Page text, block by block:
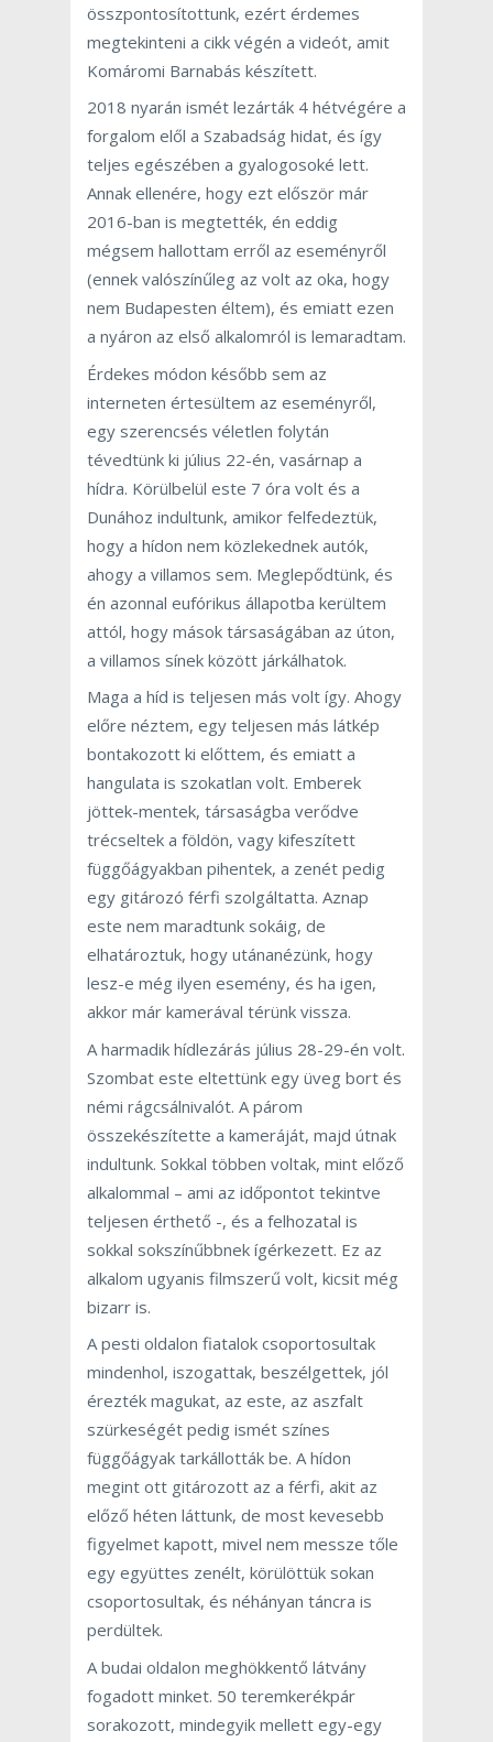
összpontosítottunk, ezért érdemes
megtekinteni a cikk végén a videót, amit
Komáromi Barnabás készített.
2018 nyarán ismét lezárták 4 hétvégére a
forgalom elől a Szabadság hidat, és így
teljes egészében a gyalogosoké lett.
Annak ellenére, hogy ezt először már
2016-ban is megtették, én eddig
mégsem hallottam erről az eseményről
(ennek valószínűleg az volt az oka, hogy
nem Budapesten éltem), és emiatt ezen
a nyáron az első alkalomról is lemaradtam.
Érdekes módon később sem az
interneten értesültem az eseményről,
egy szerencsés véletlen folytán
tévedtünk ki július 22-én, vasárnap a
hídra. Körülbelül este 7 óra volt és a
Dunához indultunk, amikor felfedeztük,
hogy a hídon nem közlekednek autók,
ahogy a villamos sem. Meglepődtünk, és
én azonnal eufórikus állapotba kerültem
attól, hogy mások társaságában az úton,
a villamos sínek között járkálhatok.
Maga a híd is teljesen más volt így. Ahogy
előre néztem, egy teljesen más látkép
bontakozott ki előttem, és emiatt a
hangulata is szokatlan volt. Emberek
jöttek-mentek, társaságba verődve
trécseltek a földön, vagy kifeszített
függőágyakban pihentek, a zenét pedig
egy gitározó férfi szolgáltatta. Aznap
este nem maradtunk sokáig, de
elhatároztuk, hogy utánanézünk, hogy
lesz-e még ilyen esemény, és ha igen,
akkor már kamerával térünk vissza.
A harmadik hídlezárás július 28-29-én volt.
Szombat este eltettünk egy üveg bort és
némi rágcsálnivalót. A párom
összekészítette a kameráját, majd útnak
indultunk. Sokkal többen voltak, mint előző
alkalommal – ami az időpontot tekintve
teljesen érthető -, és a felhozatal is
sokkal sokszínűbbnek ígérkezett. Ez az
alkalom ugyanis filmszerű volt, kicsit még
bizarr is.
A pesti oldalon fiatalok csoportosultak
mindenhol, iszogattak, beszélgettek, jól
érezték magukat, az este, az aszfalt
szürkeségét pedig ismét színes
függőágyak tarkállották be. A hídon
megint ott gitározott az a férfi, akit az
előző héten láttunk, de most kevesebb
figyelmet kapott, mivel nem messze tőle
egy együttes zenélt, körülöttük sokan
csoportosultak, és néhányan táncra is
perdültek.
A budai oldalon meghökkentő látvány
fogadott minket. 50 teremkerékpár
sorakozott, mindegyik mellett egy-egy